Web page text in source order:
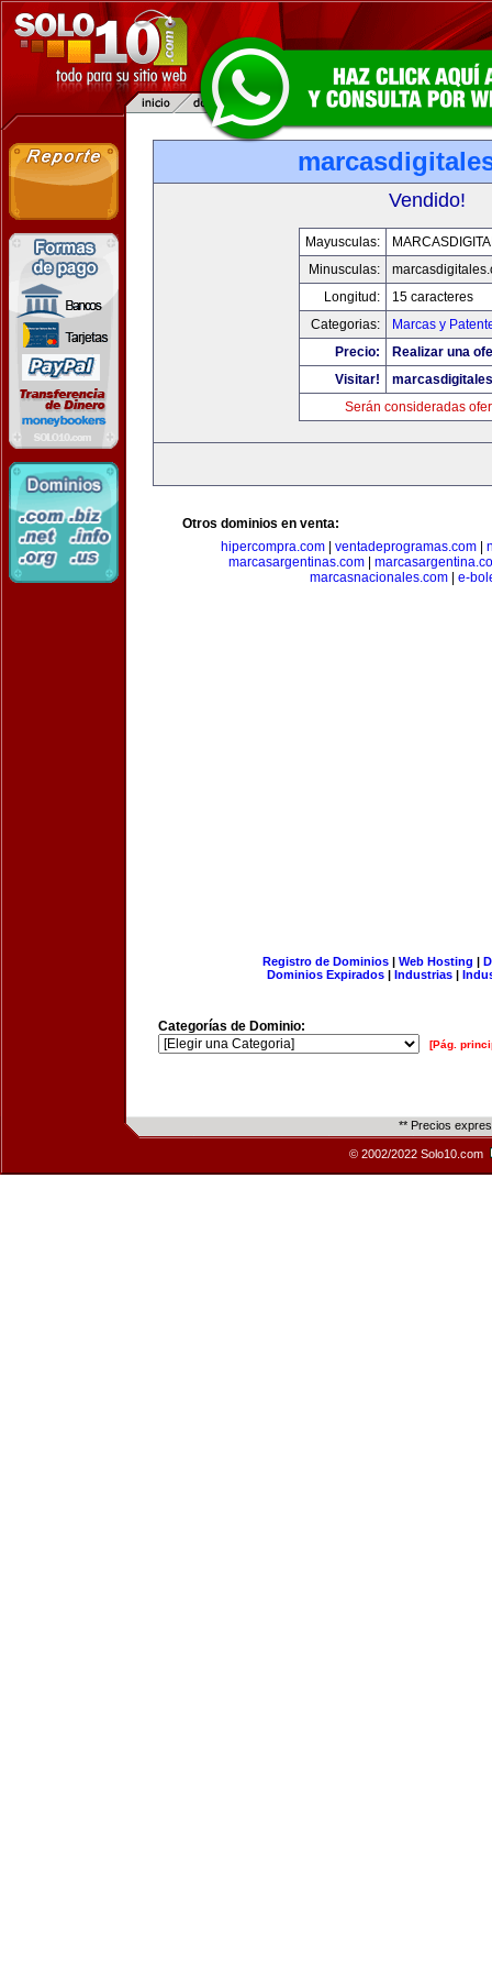
Vendido!
Mayusculas:
Minusculas:
Longitud:
15 caracteres
Categorias:
Marcas y
Precio:
Realizar una
Visitar!
Serán consideradas
Otros dominios en venta:
hipercompra.com
ventadeprogramas.com
marcasargentinas.com
marcasnacionales.com| e-
Registro de Dominios| Web Hosting |
Dominios Expirados | Industrias |
Categorías de Dominio:
[Pág.
** Precios
© 2002/2022 Solo10.com